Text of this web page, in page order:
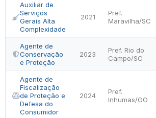
Auxiliar de
Serviços
Gerais Alta
Complexidade
2021
Pref.
Maravilha/SC
Agente de
Conservação
e Proteção
2023
Pref. Rio do
Campo/SC
Agente de
Fiscalização
de Proteção e
Defesa do
Consumidor
2024
Pref.
Inhumas/GO